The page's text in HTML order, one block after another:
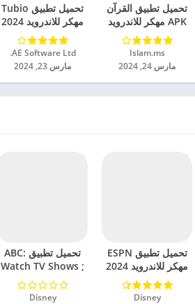
تحميل تطبيق القرآن
APK مهكر للاندرويد
2024
Islam.ms‏
مارس 24, 2024
تحميل تطبيق Tubio
مهكر للاندرويد 2024
AE Software Ltd.‏
مارس 23, 2024
تحميل تطبيق ESPN
مهكر للاندرويد 2024
Disney‏
تحميل تطبيق ABC:
Watch TV Shows ;
News مهكر للاندرويد
2024
Disney‏